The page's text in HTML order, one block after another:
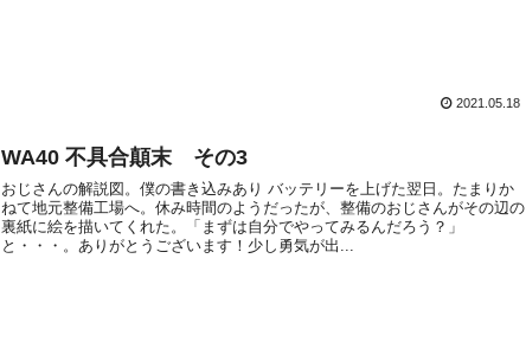
2021.05.18
WA40 不具合顛末 その3
おじさんの解説図。僕の書き込みあり バッテリーを上げた翌日。たまりか
ねて地元整備工場へ。休み時間のようだったが、整備のおじさんがその辺の
裏紙に絵を描いてくれた。「まずは自分でやってみるんだろう？」
と・・・。ありがとうございます！少し勇気が出...